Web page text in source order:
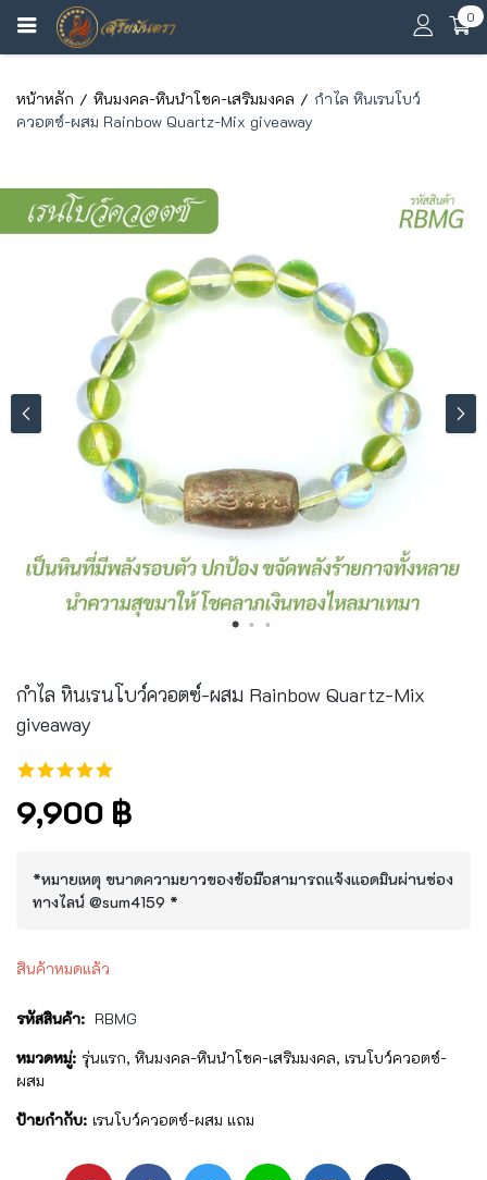
0
หน้าหลัก หินมงคล-หินนำโชค-เสริมมงคล
กำไล หินเรนโบว์
ควอตซ์-ผสม Rainbow Quartz-Mix giveaway
กำไล หินเรนโบว์ควอตซ์-ผสม Rainbow Quartz-Mix
giveaway
9,900 ฿
*หมายเหตุ ขนาดความยาวของข้อมือสามารถเเจ้งแอดมินผ่านช่อง
ทางไลน์ @sum4159 *
สินค้าหมดแล้ว
รหัสสินค้า: RBMG
หมวดหมู่: รุ่นแรก, หินมงคล-หินนำโชค-เสริมมงคล, เรนโบว์ควอตซ์-
ผสม
ป้ายกำกับ: เรนโบว์ควอตซ์-ผสม แถม